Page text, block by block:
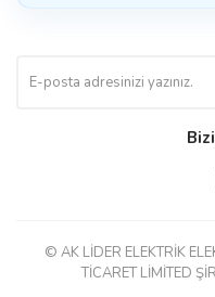
© AK LİDER ELEKTRİK
TİCARET LİMİTED